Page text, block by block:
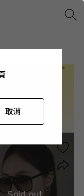
取消
取消
取消
取消